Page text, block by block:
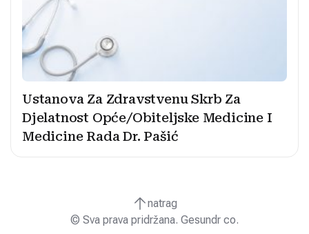
Ustanova Za Zdravstvenu Skrb Za
Djelatnost Opće/Obiteljske Medicine I
Medicine Rada Dr. Pašić
natrag
© Sva prava pridržana. Gesundr co.